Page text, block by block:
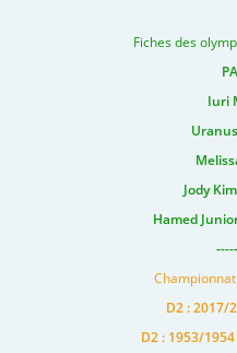
Fiches des
Iuri
Jody
Hamed
D2 : 2017/
D2 : 1953/